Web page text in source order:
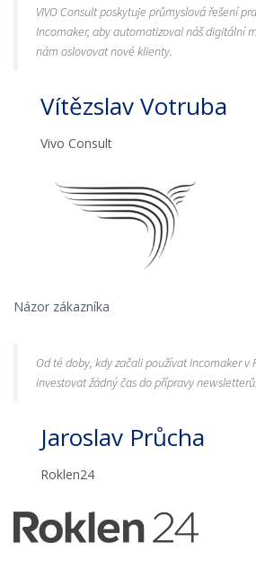
VIVO Consult poskytuje průmyslová řešení
Incomaker, aby automatizoval náš digitální
nám oslovovat nové klienty.
Vítězslav Votruba
Vivo Consult
Názor zákazníka
Od té doby, kdy začali používat Incomaker v
investovat žádný čas do přípravy newsletterů.
Jaroslav Průcha
Roklen24